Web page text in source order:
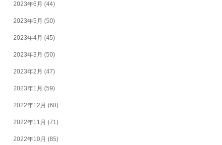
2023年6月 (44)
2023年5月 (50)
2023年4月 (45)
2023年3月 (50)
2023年2月 (47)
2023年1月 (59)
2022年12月 (68)
2022年11月 (71)
2022年10月 (85)